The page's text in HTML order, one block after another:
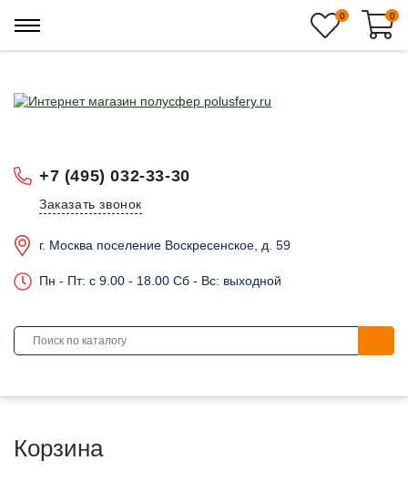
+7 (495) 032-33-30
Заказать звонок
г. Москва поселение Воскресенское, д. 59
Пн - Пт: c 9.00 - 18.00 Сб - Вс: выходной
0 0
Корзина